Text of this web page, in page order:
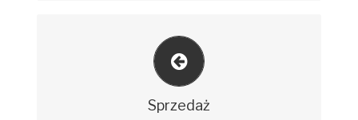
Sprzedaż
RÓŻNE MODELE !
Posiadamy większość modeli dostępnych na rynku